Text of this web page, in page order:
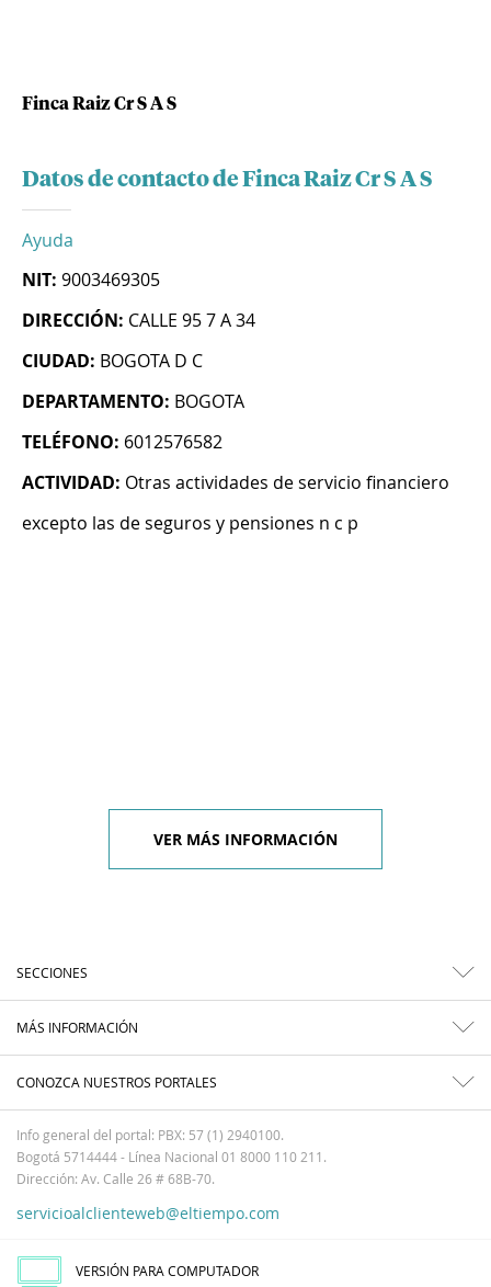
Finca Raiz Cr S A S
Datos de contacto de Finca Raiz Cr S A S
Ayuda
NIT: 9003469305
DIRECCIÓN: CALLE 95 7 A 34
CIUDAD: BOGOTA D C
DEPARTAMENTO: BOGOTA
TELÉFONO: 6012576582
ACTIVIDAD: Otras actividades de servicio financiero
excepto las de seguros y pensiones n c p
VER MÁS INFORMACIÓN
SECCIONES
MÁS INFORMACIÓN
CONOZCA NUESTROS PORTALES
Info general del portal: PBX: 57 (1) 2940100.
Bogotá 5714444 - Línea Nacional 01 8000 110 211.
Dirección: Av. Calle 26 # 68B-70.
servicioalclienteweb@eltiempo.com
VERSIÓN PARA COMPUTADOR